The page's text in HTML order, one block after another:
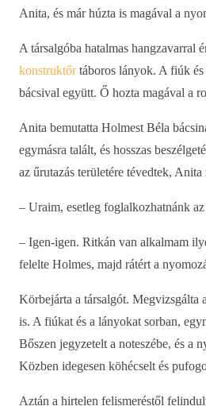
Anita, és már húzta is magával a
A társalgóba hatalmas hangzavarral
konstruktőrtáboros lányok. A fiúk
bácsival együtt. Ő hozta magával a
Anita bemutatta Holmest Béla
egymásra talált, és hosszas
az űrutazás területére tévedtek,
– Uraim, esetleg foglalkozhatnánk
– Igen-igen. Ritkán van alkalmam
felelte Holmes, majd rátért a
Körbejárta a társalgót. Megvizsgálta
is. A fiúkat és a lányokat sorban,
Bőszen jegyzetelt a noteszébe, és a
Közben idegesen köhécselt és
Aztán a hirtelen felismeréstől